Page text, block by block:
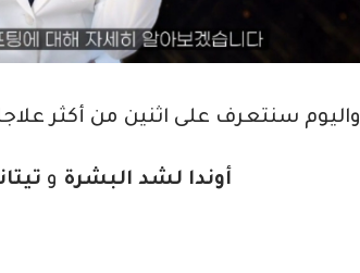
واليوم سنتعرف على اثنين من أكثر
أوندا لشد البشرة و